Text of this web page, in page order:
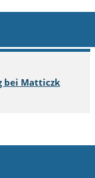
bei Matticzk